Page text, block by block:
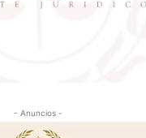
- Anuncios -